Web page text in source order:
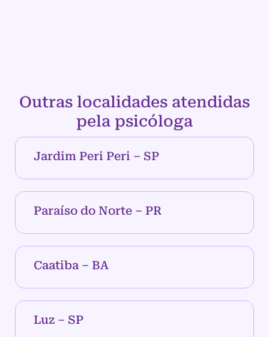
Outras localidades atendidas
pela psicóloga
Jardim Peri Peri – SP
Paraíso do Norte – PR
Caatiba – BA
Luz – SP